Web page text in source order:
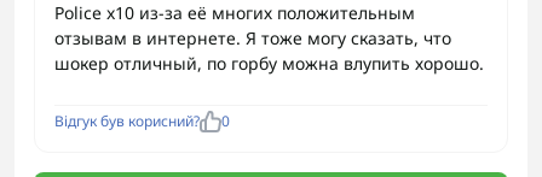
Police x10 из-за её многих положительным
отзывам в интернете. Я тоже могу сказать, что
шокер отличный, по горбу можна влупить хорошо.
Відгук був корисний? 0